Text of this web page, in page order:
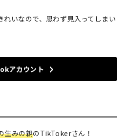
れいなので、思わず見入ってしまい
アカウント
生みの親のTikTokerさん！